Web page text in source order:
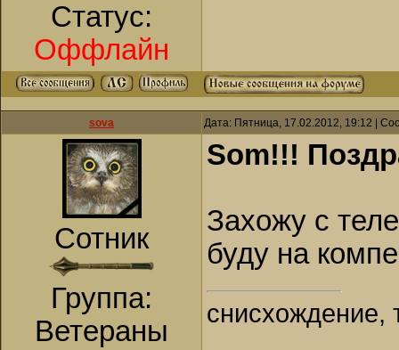
Статус:
Оффлайн
sova Дата: Пятница, 17.02.2012, 19:12 |
Сотник
Группа:
Ветераны
Som!!!
Захожу с
буду на
снисхождение,